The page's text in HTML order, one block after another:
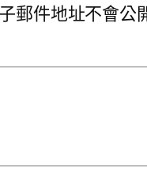
郵件地址不會公